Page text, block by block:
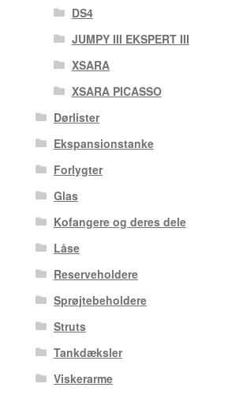
DS4
JUMPY III EKSPERT III
XSARA
XSARA PICASSO
Dørlister
Ekspansionstanke
Forlygter
Glas
Kofangere og deres dele
Låse
Reserveholdere
Sprøjtebeholdere
Struts
Tankdæksler
Viskerarme